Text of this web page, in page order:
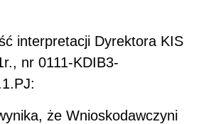
interpretacji Dyrektora KIS
nr 0111-KDIB3-
że Wnioskodawczyni